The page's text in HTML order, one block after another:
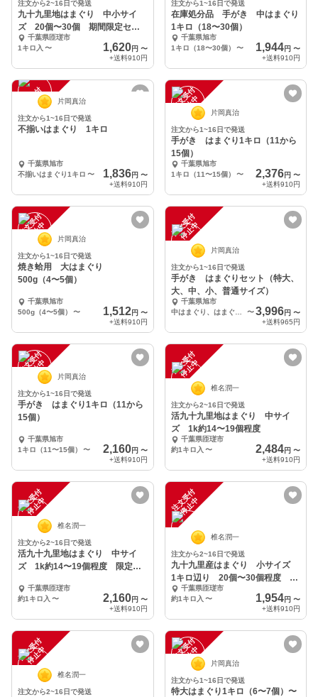
注文から2~16日で発送
九十九里地はまぐり 中小サイ
ズ 20個〜30個 期間限定セー
ル品千葉県匝瑳市
1キロ入 〜 1,620円 〜
+送料910円
注文から1~16日で発送
在庫処分品 手がき 中はまぐり
1キロ（18〜30個）
千葉県旭市
1キロ（18〜30個）
〜 1,944円 〜
+送料910円
注
文
受
付
停
止
中 片岡真治
注文から1~16日で発送
不揃いはまぐり 1キロ
千葉県旭市
不揃いはまぐり1キロ 〜 1,836円 〜
+送料910円
注
文
受
付
停
止
中 片岡真治
注文から1~16日で発送
手がき はまぐり1キロ（11から
15個）
千葉県旭市
1キロ（11〜15個）
〜 2,376円 〜
+送料910円
注
文
受
付
停
止
中 片岡真治
注文から1~16日で発送
焼き蛤用 大はまぐり
500g（4〜5個）
千葉県旭市
500g（4〜5個）
〜 1,512円 〜
+送料910円
注
文
受
付
停
止
中
片岡真治
注文から1~16日で発送
手がき はまぐりセット（特大、
大、中、小、普通サイズ）
千葉県旭市
中はまぐり、はまぐり各1キロ
〜3,996円 〜
+送料965円
注
文
受
付
停
止
中 片岡真治
注文から1~16日で発送
手がき はまぐり1キロ（11から
15個）
千葉県旭市
1キロ（11〜15個）
〜 2,160円 〜
+送料910円
注
文
受
付
停
止
中
椎名潤一
注文から2~16日で発送
活九十九里地はまぐり 中サイ
ズ 1k約14〜19個程度
千葉県匝瑳市
約1キロ入 〜 2,484円 〜
+送料910円
注
文
受
付
停
止
中
椎名潤一
注文から2~16日で発送
活九十九里地はまぐり 中サイ
ズ 1k約14〜19個程度 限定セ
千葉県匝瑳市
約1キロ入 〜 2,160円 〜
+送料910円
注
文
受
付
停
止
中
椎名潤一
注文から2~16日で発送
九十九里産はまぐり 小サイズ
1キロ辺り 20個〜30個程度 限
定セール品
千葉県匝瑳市
約1キロ入 〜 1,954円 〜
+送料910円
注
文
受
付
停
止
中
椎名潤一
注文から2~16日で発送
注
文
受
付
停
止
中 片岡真治
注文から1~16日で発送
特大はまぐり1キロ（6〜7個）〜